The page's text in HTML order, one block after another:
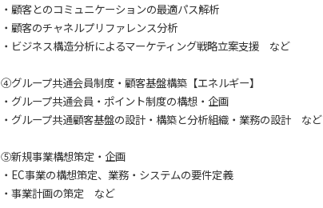
・顧客とのコミュニケーションの最適パス解析
・顧客のチャネルプリファレンス分析
・ビジネス構造分析によるマーケティング戦略立案支援 など
④グループ共通会員制度・顧客基盤構築【エネルギー】
・グループ共通会員・ポイント制度の構想・企画
・グループ共通顧客基盤の設計・構築と分析組織・業務の設計 など
⑤新規事業構想策定・企画
・EC事業の構想策定、業務・システムの要件定義
・事業計画の策定 など